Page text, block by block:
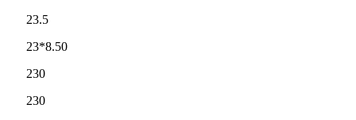
23.5
23*8.50
230
230